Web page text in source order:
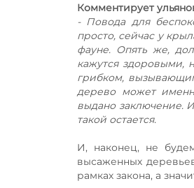
Комментирует
- Повода для
просто, сейчас у
фауне. Опять же,
кажутся здоровыми,
грибком,
дерево может
выдано заключение.
такой остается.
И, наконец, не
высаженных
рамках закона, а